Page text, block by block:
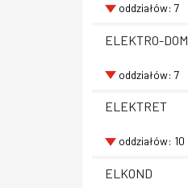
oddziałów: 7
ELEKTRO-DOM
oddziałów: 7
ELEKTRET
oddziałów: 10
ELKOND